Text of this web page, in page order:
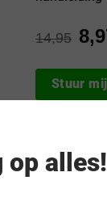
14,95
Stuur
Vóór